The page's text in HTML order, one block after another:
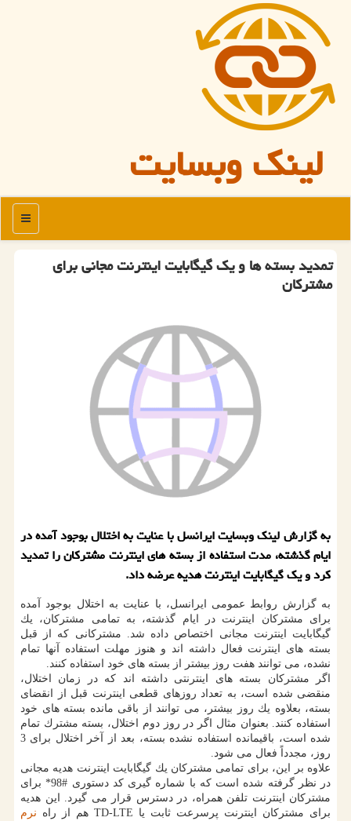
لینک وبسایت
منو
تمدید بسته ها و یك گیگابایت اینترنت مجانی برای
مشتركان
به گزارش لینك وبسایت ایرانسل با عنایت به اختلال بوجود آمده در
ایام گذشته، مدت استفاده از بسته های اینترنت مشتركان را تمدید
كرد و یك گیگابایت اینترنت هدیه عرضه داد.
به گزارش روابط عمومی ایرانسل، با عنایت به اختلال بوجود آمده
برای مشتركان اینترنت در ایام گذشته، به تمامی مشتركان، یك
گیگابایت اینترنت مجانی اختصاص داده شد. مشتركانی كه از قبل
بسته های اینترنت فعال داشته اند و هنوز مهلت استفاده آنها تمام
نشده، می توانند هفت روز بیشتر از بسته های خود استفاده كنند.
اگر مشتركان بسته های اینترنتی داشته اند كه در زمان اختلال،
منقضی شده است، به تعداد روزهای قطعی اینترنت قبل از انقضای
بسته، بعلاوه یك روز بیشتر، می توانند از باقی مانده بسته های خود
استفاده كنند. بعنوان مثال اگر در روز دوم اختلال، بسته مشترك تمام
شده است، باقیمانده استفاده نشده بسته، بعد از آخر اختلال برای 3
روز، مجدداً فعال می شود.
علاوه بر این، برای تمامی مشتركان یك گیگابایت اینترنت هدیه مجانی
در نظر گرفته شده است كه با شماره گیری كد دستوری #98* برای
مشتركان اینترنت تلفن همراه، در دسترس قرار می گیرد. این هدیه
برای مشتركان اینترنت پرسرعت ثابت یا TD-LTE هم از راه
نرم